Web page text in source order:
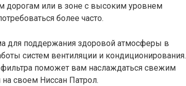
или в зоне с высоким уровнем
более часто.
для поддержания здоровой атмосферы в
систем вентиляции и кондиционирования.
поможет вам наслаждаться свежим
своем Ниссан Патрол.